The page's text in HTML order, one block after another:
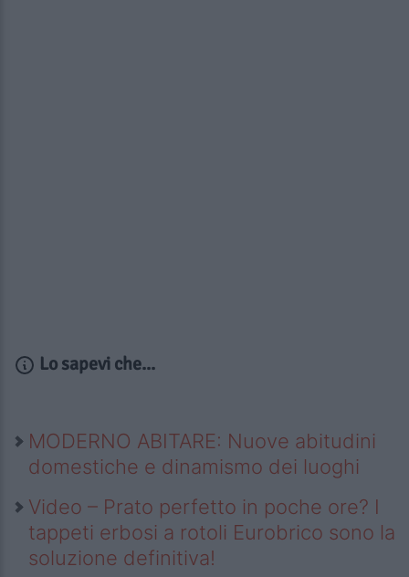
Lo sapevi che...
MODERNO ABITARE: Nuove abitudini
domestiche e dinamismo dei luoghi
Video – Prato perfetto in poche ore? I
tappeti erbosi a rotoli Eurobrico sono la
soluzione definitiva!